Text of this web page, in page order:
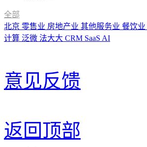
全部
北京 零售业 房地产业 其他服务业 餐饮业
计算 泛微 法大大 CRM SaaS AI
意见反馈
返回顶部